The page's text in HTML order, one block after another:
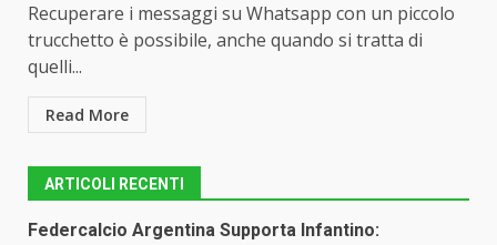
Recuperare i messaggi su Whatsapp con un piccolo
trucchetto è possibile, anche quando si tratta di
quelli...
Read More
ARTICOLI RECENTI
Federcalcio Argentina Supporta Infantino: